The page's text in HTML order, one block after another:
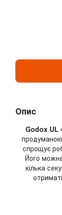
Опис
Godox UL
спрощує
Його
кілька